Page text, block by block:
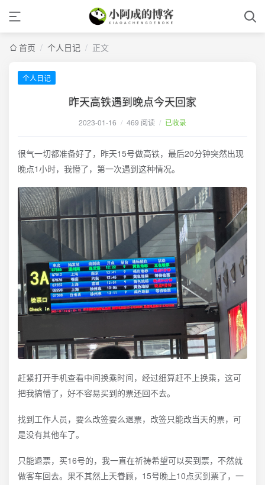
首页 / 个人日记 / 正文
个人日记
昨天高铁遇到晚点今天回家
2023-01-16 / 469 阅读 / 已收录
很气一切都准备好了，昨天15号做高铁，最后20分钟突然出现
晚点1小时，我懵了，第一次遇到这种情况。
赶紧打开手机查看中间换乘时间，经过细算赶不上换乘，这可
把我搞懵了，好不容易买到的票还回不去。
找到工作人员，要么改签要么退票，改签只能改当天的票，可
是没有其他车了。
只能退票，买16号的，我一直在祈祷希望可以买到票，不然就
做客车回去。果不其然上天眷顾，15号晚上10点买到票了，一